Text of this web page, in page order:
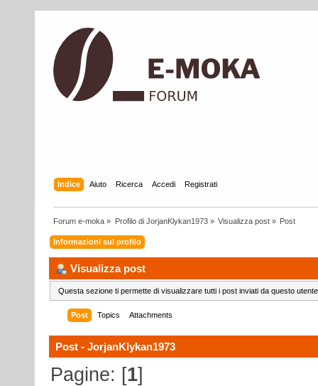
Indice Aiuto Ricerca Accedi Registrati
Forum e-moka » Profilo di JorjanKlykan1973» Visualizza post» Post
Informazioni sul profilo
Visualizza post
Questa sezione ti permette di visualizzare tutti i post inviati da questo
Post Topics Attachments
Post - JorjanKlykan1973
Pagine: [1]